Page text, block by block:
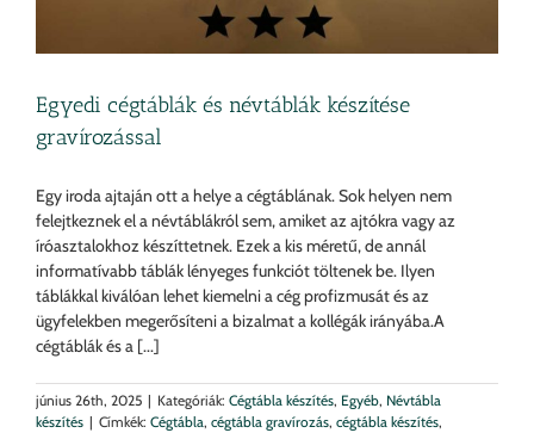
Egyedi cégtáblák és névtáblák készítése
gravírozással
Egy iroda ajtaján ott a helye a cégtáblának. Sok helyen nem
felejtkeznek el a névtáblákról sem, amiket az ajtókra vagy az
íróasztalokhoz készíttetnek. Ezek a kis méretű, de annál
informatívabb táblák lényeges funkciót töltenek be. Ilyen
táblákkal kiválóan lehet kiemelni a cég profizmusát és az
ügyfelekben megerősíteni a bizalmat a kollégák irányába.A
cégtáblák és a [...]
június 26th, 2025 | Kategóriák: Cégtábla készítés, Egyéb, Névtábla
készítés | Címkék: Cégtábla, cégtábla gravírozás, cégtábla készítés,